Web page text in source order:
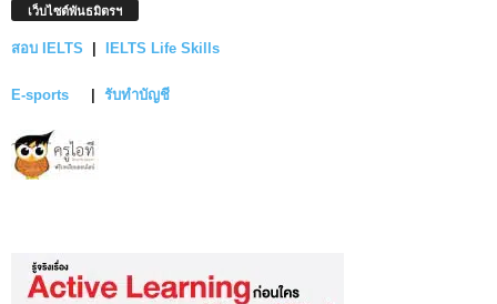
เว็บไซต์พันธมิตรฯ
สอบ IELTS | IELTS Life Skills
E-sports | รับทำบัญชี